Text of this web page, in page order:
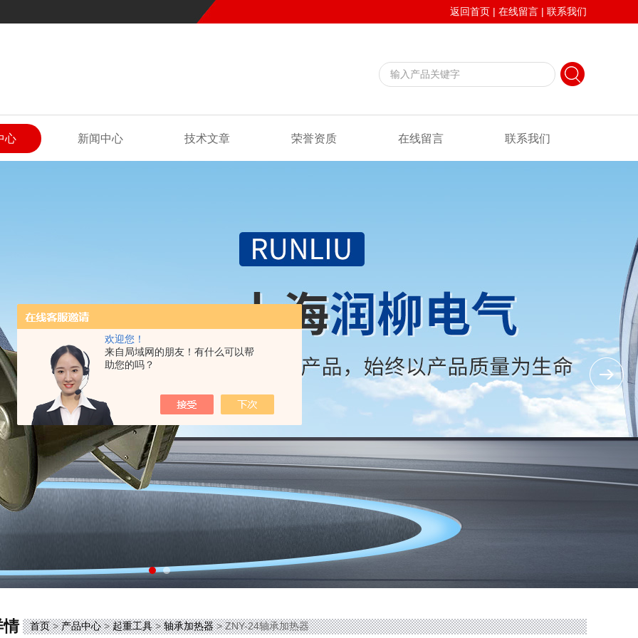
欢迎您！
来自局域网的朋友！有什么可以帮
助您的吗？
返回首页 | 在线留言 | 联系我们
心 新闻中心 技术文章 荣誉资质 在线留言 联系我们
情 首页>产品中心>起重工具>轴承加热器> ZNY-24轴承加热器